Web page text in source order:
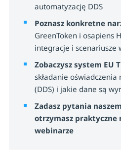
Jakie dane musi
Twoja firma
Jak IT porządkuje
odpowiedzialności
Jak dzięki
problemami
ręczne procesy czy
Technologia jako
konkurencyjnej
automatyzację DDS
Poznasz konkretne
GreenToken i osapiens
integracje i scenariusze
Zobaczysz system EU
składanie
(DDS) i jakie dane są
Zadasz pytania
otrzymasz praktyczne
webinarze